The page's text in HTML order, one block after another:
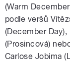
(Warm
podle veršů
(December Day),
(Prosincová)
Carlose Jobima